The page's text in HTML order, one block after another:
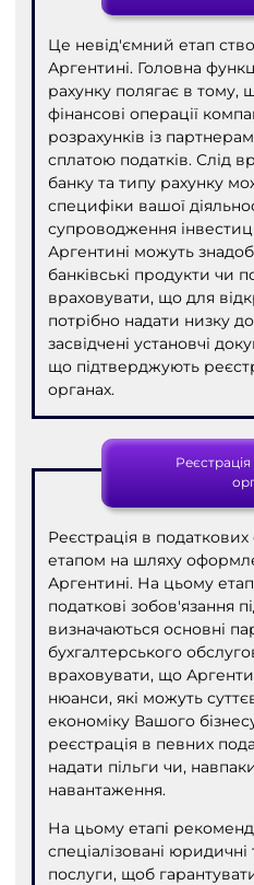
Це невід'ємний етап
Аргентині. Головна
рахунку полягає в тому,
фінансові операції
розрахунків із
сплатою податків. Слід
банку та типу рахунку
специфіки вашої
супроводження
Аргентині можуть
банківські продукти чи
враховувати, що для
потрібно надати низку
засвідчені установчі
що підтверджують
органах.
Реєстрація в
етапом на шляху
Аргентині. На цьому
податкові зобов'язання
визначаються основні
бухгалтерського
враховувати, що
нюанси, які можуть
економіку Вашого
реєстрація в певних
надати пільги чи,
навантаження.
На цьому етапі
спеціалізовані юридичні
послуги, щоб